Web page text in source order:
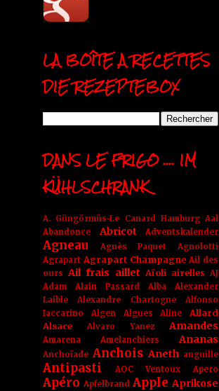
LA BOÎTE A RECETTES
DIE REZEPTEBOX
DANS LE FRIGO .... IM
KÜHLSCHRANK
A. Güngörmüs-Le Canard Hamburg Aal
Abandonce
Abricot Adventskalender
Agneau Agnès Paquet
Agnolotti
Agrapart Agrapart Champagne Ail des
ours Ail frais aillet Aïoli airelles AJ
Adam
Alain Passard Alba
Alexander
Laible
Alexandre Chartogne
Alfonso
Iaccarino
Algen Algues Aline
Allard
Alsace
Alvaro Yanez Amandes
Amarena Amelanchiers Ananas
Anchoïade Anchois Aneth anguille
Antipasti AOC Ventoux Apero
Apéro Apfelbrand Apple Aprikose